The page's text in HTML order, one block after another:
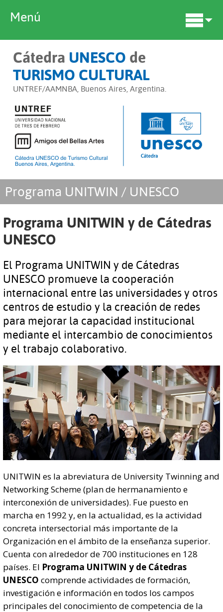
Cátedra UNESCO de
TURISMO CULTURAL
UNTREF/AAMNBA, Buenos Aires, Argentina.
Menú
Programa UNITWIN / UNESCO
Programa UNITWIN y de Cátedras
UNESCO
El Programa UNITWIN y de Cátedras
UNESCO promueve la cooperación
internacional entre las universidades y otros
centros de estudio y la creación de redes
para mejorar la capacidad institucional
mediante el intercambio de conocimientos
y el trabajo colaborativo.
UNITWIN es la abreviatura de University Twinning and
Networking Scheme (plan de hermanamiento e
interconexión de universidades). Fue puesto en
marcha en 1992 y, en la actualidad, es la actividad
concreta intersectorial más importante de la
Organización en el ámbito de la enseñanza superior.
Cuenta con alrededor de 700 instituciones en 128
países. El Programa UNITWIN y de Cátedras
UNESCO comprende actividades de formación,
investigación e información en todos los campos
principales del conocimiento de competencia de la